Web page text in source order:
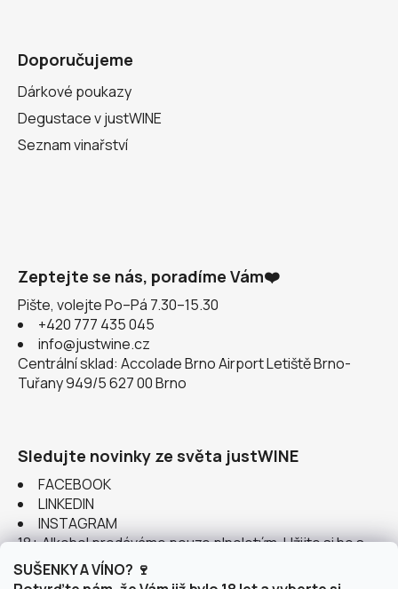
SUŠENKY A VÍNO? 🍷
Doporučujeme
Dárkové poukazy
Degustace v justWINE
Seznam vinařství
Zeptejte se nás, poradíme Vám❤️
Pište, volejte Po–Pá 7.30–15.30
+420 777 435 045
info@justwine.cz
Centrální sklad: Accolade Brno Airport Letiště Brno-
Tuřany 949/5 627 00 Brno
Sledujte novinky ze světa justWINE
FACEBOOK
LINKEDIN
INSTAGRAM
18+ Alkohol prodáváme pouze plnoletým. Užijte si ho s
rozumem.